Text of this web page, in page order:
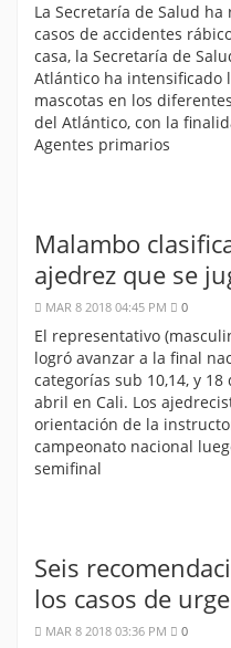
La Secretaría de Salud
casos de accidentes
casa, la Secretaría de
Atlántico ha intensificado
mascotas en los
del Atlántico, con la
Agentes primarios
Malambo
ajedrez que se
MAR 8 2018 04:45 PM 0
El representativo
logró avanzar a la final
categorías sub 10,14, y
abril en Cali. Los
orientación de la
campeonato nacional
semifinal
Seis
los casos de
MAR 8 2018 03:36 PM 0